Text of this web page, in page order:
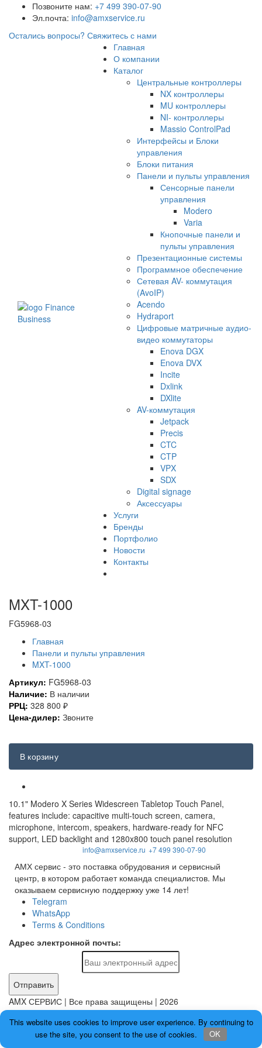
Позвоните нам: +7 499 390-07-90
Эл.почта: info@amxservice.ru
Остались вопросы? Свяжитесь с нами
Главная
О компании
Каталог
Центральные контроллеры
NX контроллеры
MU контроллеры
NI- контроллеры
Massio ControlPad
Интерфейсы и Блоки
управления
Блоки питания
Панели и пульты управления
Сенсорные панели
управления
Modero
Varia
Кнопочные панели и
пульты управления
Презентационные системы
Программное обеспечение
Сетевая AV- коммутация
(AvoIP)
Acendo
Hydraport
Цифровые матричные аудио-
видео коммутаторы
Enova DGX
Enova DVX
Incite
Dxlink
DXlite
AV-коммутация
Jetpack
Precis
CTC
CTP
VPX
SDX
Digital signage
Аксессуары
Услуги
Бренды
Портфолио
Новости
Контакты
MXT-1000
FG5968-03
Главная
Панели и пульты управления
MXT-1000
Артикул: FG5968-03
Наличие: В наличии
РРЦ: 328 800 ₽
Цена-дилер: Звоните
В корзину
10.1" Modero X Series Widescreen Tabletop Touch Panel,
features include: capacitive multi-touch screen, camera,
microphone, intercom, speakers, hardware-ready for NFC
support, LED backlight and 1280x800 touch panel resolution
info@amxservice.ru +7 499 390-07-90
АМХ сервис - это поставка обрудования и сервисный
центр, в котором работает команда специалистов. Мы
оказываем сервисную поддержку уже 14 лет!
Telegram
WhatsApp
Terms & Conditions
Адрес электронной почты:
Отправить
AMX СЕРВИС | Все права защищены | 2026
ИП Матвеева М.А. ОГРНИП 320774600396695
ГлавнаяО насУслуги Бренды
This website uses cookies to improve user experience. By continuing to
use the site, you consent to the use of cookies.
OK